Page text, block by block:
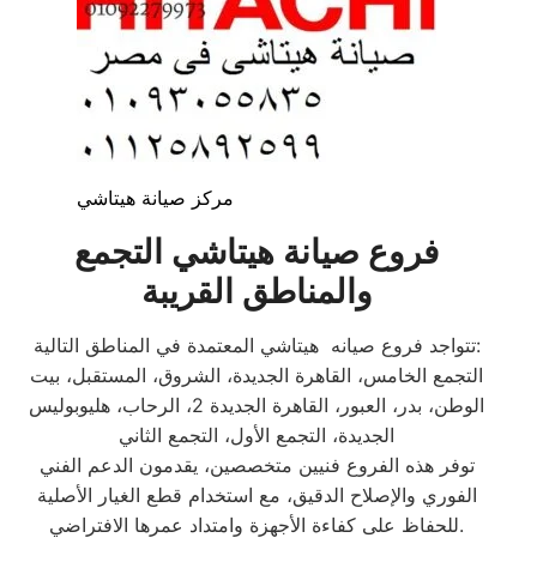
مركز صيانة هيتاشي
فروع صيانة هيتاشي التجمع
والمناطق القريبة
تتواجد فروع صيانه هيتاشي المعتمدة في المناطق التالية:
التجمع الخامس، القاهرة الجديدة، الشروق، المستقبل، بيت
الوطن، بدر، العبور، القاهرة الجديدة 2، الرحاب، هليوبوليس
الجديدة، التجمع الأول، التجمع الثاني
توفر هذه الفروع فنيين متخصصين، يقدمون الدعم الفني
الفوري والإصلاح الدقيق، مع استخدام قطع الغيار الأصلية
للحفاظ على كفاءة الأجهزة وامتداد عمرها الافتراضي.